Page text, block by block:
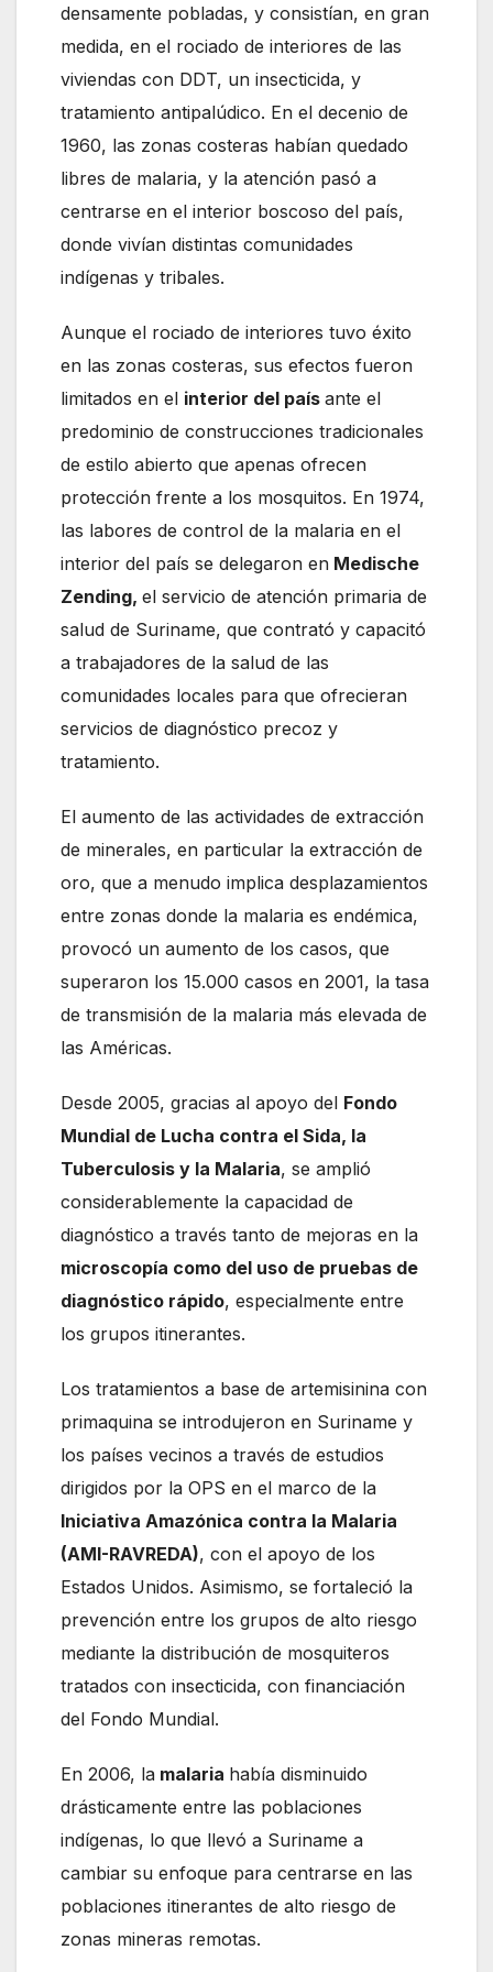
densamente pobladas, y consistían, en gran
medida, en el rociado de interiores de las
viviendas con DDT, un insecticida, y
tratamiento antipalúdico. En el decenio de
1960, las zonas costeras habían quedado
libres de malaria, y la atención pasó a
centrarse en el interior boscoso del país,
donde vivían distintas comunidades
indígenas y tribales.
Aunque el rociado de interiores tuvo éxito
en las zonas costeras, sus efectos fueron
limitados en el interior del país ante el
predominio de construcciones tradicionales
de estilo abierto que apenas ofrecen
protección frente a los mosquitos. En 1974,
las labores de control de la malaria en el
interior del país se delegaron en Medische
Zending, el servicio de atención primaria de
salud de Suriname, que contrató y capacitó
a trabajadores de la salud de las
comunidades locales para que ofrecieran
servicios de diagnóstico precoz y
tratamiento.
El aumento de las actividades de extracción
de minerales, en particular la extracción de
oro, que a menudo implica desplazamientos
entre zonas donde la malaria es endémica,
provocó un aumento de los casos, que
superaron los 15.000 casos en 2001, la tasa
de transmisión de la malaria más elevada de
las Américas.
Desde 2005, gracias al apoyo del Fondo
Mundial de Lucha contra el Sida, la
Tuberculosis y la Malaria, se amplió
considerablemente la capacidad de
diagnóstico a través tanto de mejoras en la
microscopía como del uso de pruebas de
diagnóstico rápido, especialmente entre
los grupos itinerantes.
Los tratamientos a base de artemisinina con
primaquina se introdujeron en Suriname y
los países vecinos a través de estudios
dirigidos por la OPS en el marco de la
Iniciativa Amazónica contra la Malaria
(AMI-RAVREDA), con el apoyo de los
Estados Unidos. Asimismo, se fortaleció la
prevención entre los grupos de alto riesgo
mediante la distribución de mosquiteros
tratados con insecticida, con financiación
del Fondo Mundial.
En 2006, la malaria había disminuido
drásticamente entre las poblaciones
indígenas, lo que llevó a Suriname a
cambiar su enfoque para centrarse en las
poblaciones itinerantes de alto riesgo de
zonas mineras remotas.